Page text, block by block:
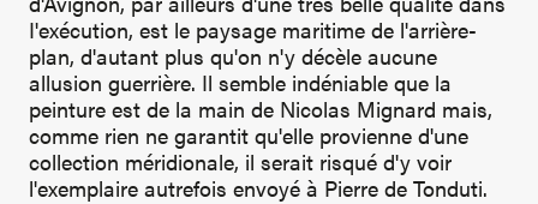
I'exécution, est le paysage maritime de l'arrière-
plan, d'autant plus qu'on n'y décèle aucune
allusion guerrière. Il semble indéniable que la
peinture est de la main de Nicolas Mignard mais,
comme rien ne garantit qu'elle provienne d'une
collection méridionale, il serait risqué d'y voir
l'exemplaire autrefois envoyé à Pierre de Tonduti.